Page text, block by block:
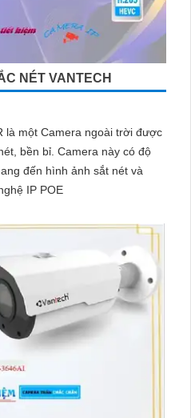
NÉT VANTECH
là một Camera ngoài trời được
này có độ
đến hình ảnh sắt nét và
IP POE